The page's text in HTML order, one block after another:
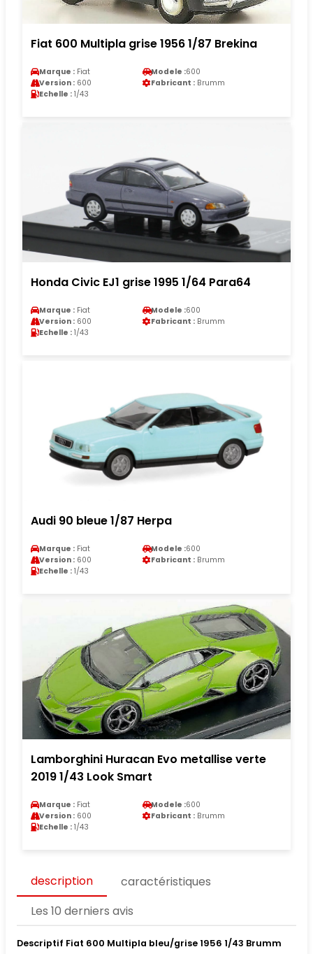
Fiat 600 Multipla grise 1956 1/87 Brekina
Marque : Fiat Modele :600
Version : 600 Fabricant : Brumm
Echelle : 1/43
Honda Civic EJ1 grise 1995 1/64 Para64
Marque : Fiat Modele :600
Version : 600 Fabricant : Brumm
Echelle : 1/43
Audi 90 bleue 1/87 Herpa
Marque : Fiat Modele :600
Version : 600 Fabricant : Brumm
Echelle : 1/43
Lamborghini Huracan Evo metallise verte
2019 1/43 Look Smart
Marque : Fiat Modele :600
Version : 600 Fabricant : Brumm
Echelle : 1/43
description
caractéristiques
Les 10 derniers avis
Descriptif Fiat 600 Multipla bleu/grise 1956 1/43 Brumm